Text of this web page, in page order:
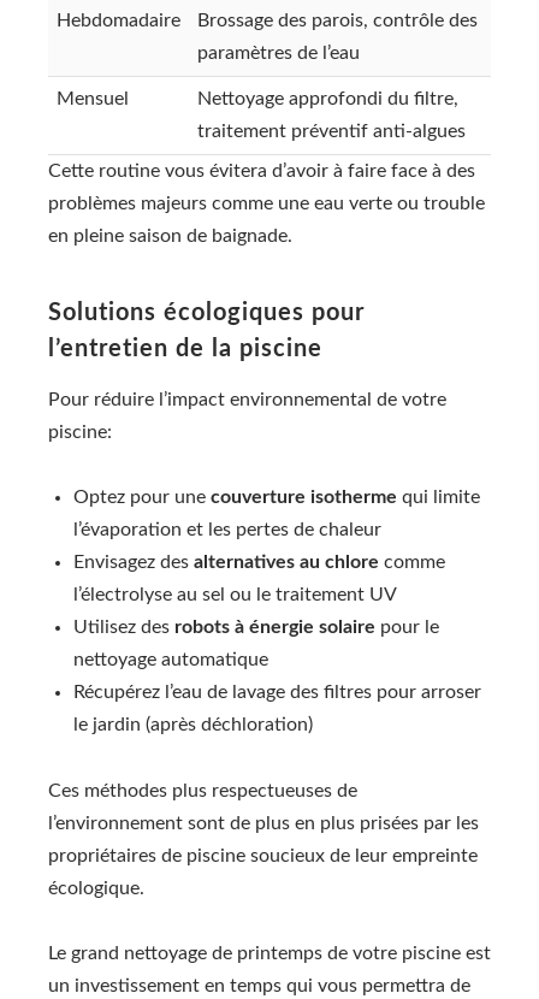
Hebdomadaire
Brossage des parois, contrôle des
paramètres de l’eau
Mensuel
Nettoyage approfondi du filtre,
traitement préventif anti-algues
Cette routine vous évitera d’avoir à faire face à des
problèmes majeurs comme une eau verte ou trouble
en pleine saison de baignade.
Solutions écologiques pour
l’entretien de la piscine
Pour réduire l’impact environnemental de votre
piscine:
Optez pour une couverture isotherme qui limite
l’évaporation et les pertes de chaleur
Envisagez des alternatives au chlore comme
l’électrolyse au sel ou le traitement UV
Utilisez des robots à énergie solaire pour le
nettoyage automatique
Récupérez l’eau de lavage des filtres pour arroser
le jardin (après déchloration)
Ces méthodes plus respectueuses de
l’environnement sont de plus en plus prisées par les
propriétaires de piscine soucieux de leur empreinte
écologique.
Le grand nettoyage de printemps de votre piscine est
un investissement en temps qui vous permettra de